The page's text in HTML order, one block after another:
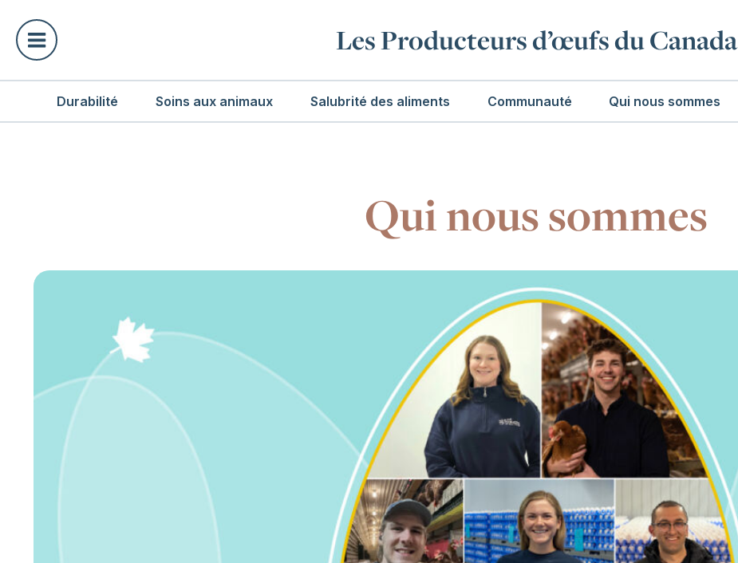
Les Producteurs d’œufs du Canada
Durabilité Soins aux animaux Salubrité des aliments Communauté Qui nous sommes
Qui nous sommes